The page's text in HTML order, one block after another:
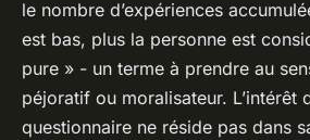
le nombre d’expériences
est bas, plus la personne est
pure » - un terme à prendre au
péjoratif ou moralisateur. L’intérêt
questionnaire ne réside pas dans